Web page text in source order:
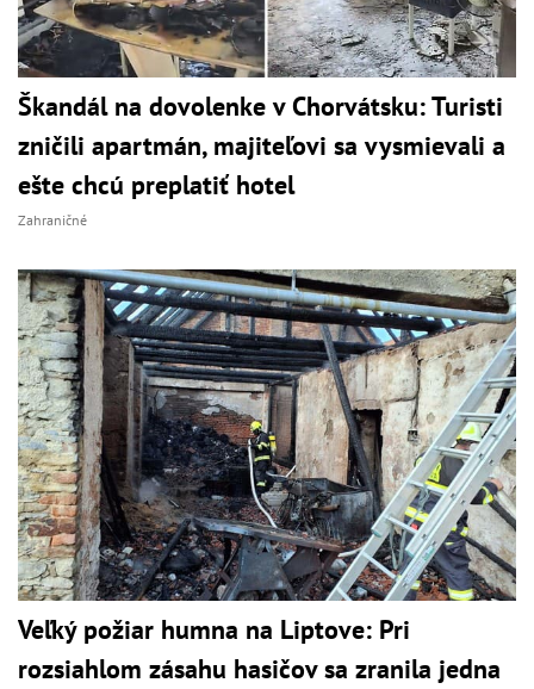
Škandál na dovolenke v Chorvátsku: Turisti
zničili apartmán, majiteľovi sa vysmievali a
ešte chcú preplatiť hotel
Zahraničné
Veľký požiar humna na Liptove: Pri
rozsiahlom zásahu hasičov sa zranila jedna